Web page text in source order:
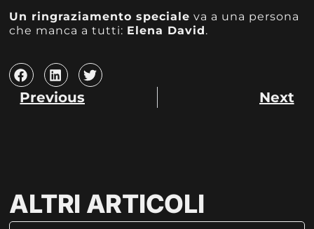
Un ringraziamento speciale va a una persona
che manca a tutti: Elena David.
Previous Next
ALTRI ARTICOLI